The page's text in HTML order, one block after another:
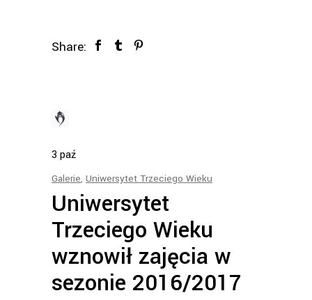
Share:
3 paź
Galerie, Uniwersytet Trzeciego Wieku
Uniwersytet
Trzeciego Wieku
wznowił zajęcia w
sezonie 2016/2017